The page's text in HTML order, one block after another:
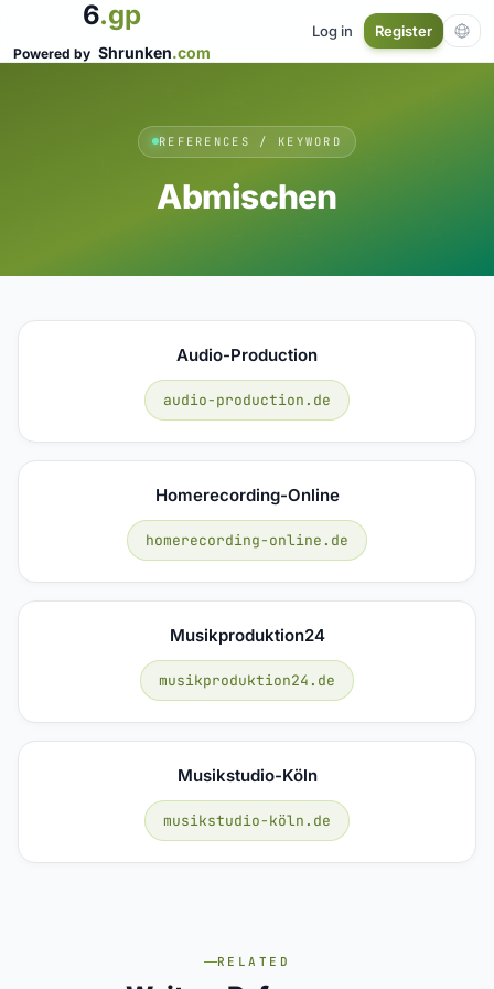
6.gp
Powered by Shrunken.com
Log in Register
REFERENCES / KEYWORD
Abmischen
Audio-Production
audio-production.de
Homerecording-Online
homerecording-online.de
Musikproduktion24
musikproduktion24.de
Musikstudio-Köln
musikstudio-köln.de
RELATED